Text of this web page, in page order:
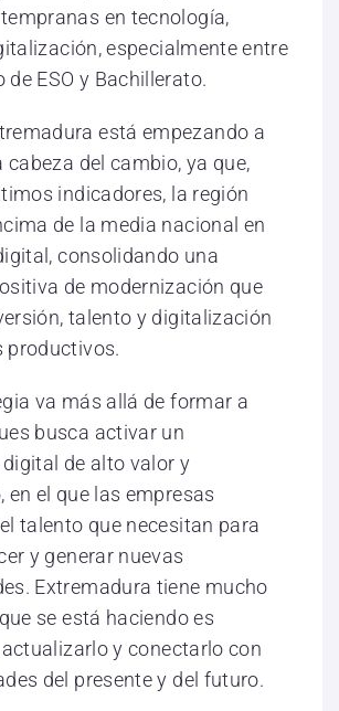
en tecnología,
especialmente entre
de ESO y Bachillerato.
está empezando a
cabeza del cambio, ya que,
indicadores, la región
de la media nacional en
consolidando una
de modernización que
talento y digitalización
productivos.
va más allá de formar a
busca activar un
de alto valor y
el que las empresas
talento que necesitan para
y generar nuevas
Extremadura tiene mucho
se está haciendo es
y conectarlo con
del presente y del futuro.